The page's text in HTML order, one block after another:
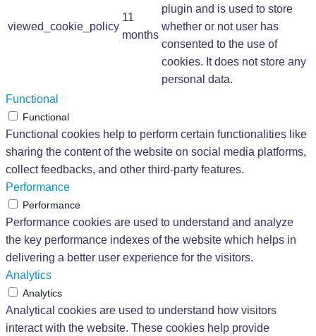
viewed_cookie_policy
11
months
plugin and is used to store
whether or not user has
consented to the use of
cookies. It does not store any
personal data.
Functional
Functional
Functional cookies help to perform certain functionalities like
sharing the content of the website on social media platforms,
collect feedbacks, and other third-party features.
Performance
Performance
Performance cookies are used to understand and analyze
the key performance indexes of the website which helps in
delivering a better user experience for the visitors.
Analytics
Analytics
Analytical cookies are used to understand how visitors
interact with the website. These cookies help provide